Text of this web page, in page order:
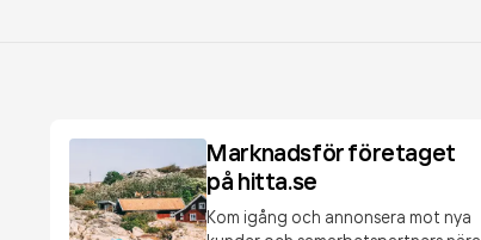
Marknadsför företaget
på hitta.se
Kom igång och annonsera mot nya